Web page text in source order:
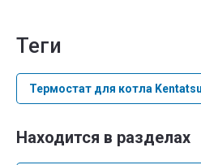
теги
Термостат для котла Kentatsu
Находится в разделах